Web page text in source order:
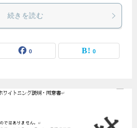
続きを読む
0 0